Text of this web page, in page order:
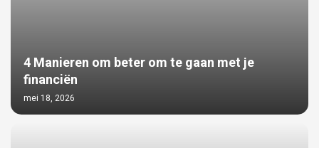
4 Manieren om beter om te gaan met je
financiën
mei 18, 2026